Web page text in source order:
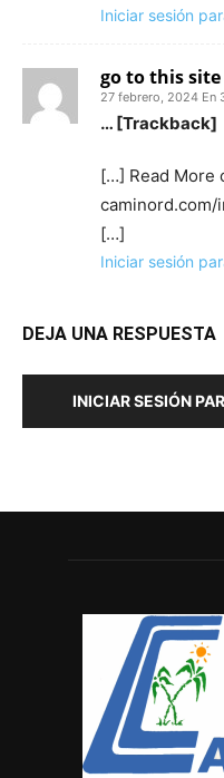
Iniciar sesión
go to this site
27 febrero, 2024 En
… [Trackback]
[…] Read More
[…]
Iniciar sesión
DEJA UNA RESPUESTA
INICIAR SESIÓN